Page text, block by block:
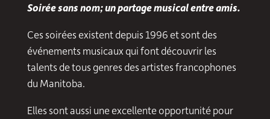
Soirée sans nom; un partage musical entre amis.
Ces soirées existent depuis 1996 et sont des
événements musicaux qui font découvrir les
talents de tous genres des artistes francophones
du Manitoba.
Elles sont aussi une excellente opportunité pour